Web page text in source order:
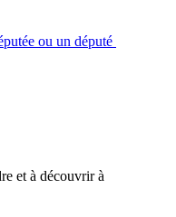
ou un député
et à découvrir à